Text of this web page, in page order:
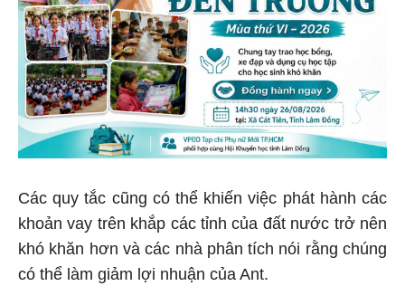
Các quy tắc cũng có thể khiến việc phát hành các
khoản vay trên khắp các tỉnh của đất nước trở nên
khó khăn hơn và các nhà phân tích nói rằng chúng
có thể làm giảm lợi nhuận của Ant.